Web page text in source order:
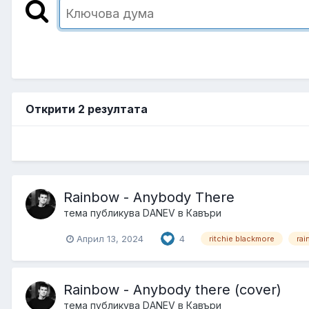
Открити 2 резултата
Rainbow - Anybody There
тема публикува DANEV в Кавъри
Април 13, 2024 4 ritchie blackmore
Rainbow - Anybody there (cover)
тема публикува DANEV в Кавъри